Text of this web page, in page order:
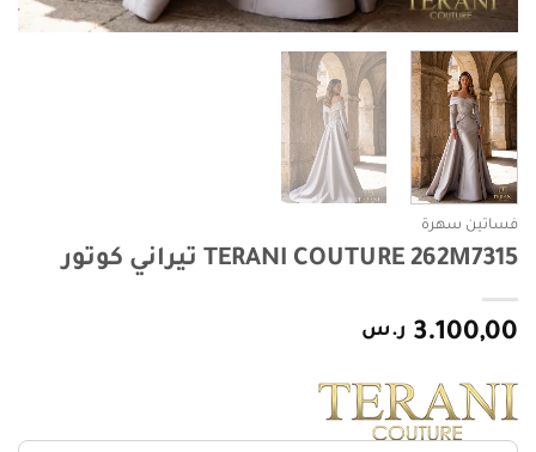
فساتين سهرة
TERANI COUTURE 262M7315 تيراني كوتور
3.100,00 ر.س